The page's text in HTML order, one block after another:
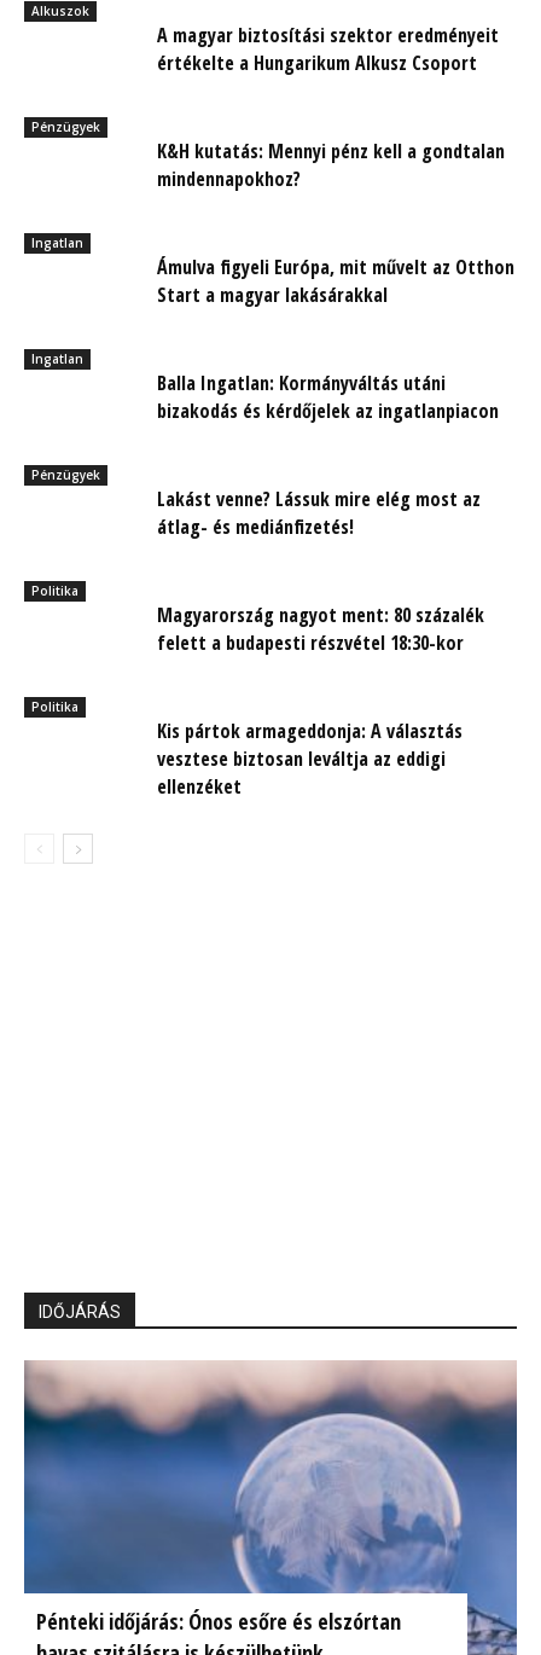
Alkuszok
A magyar biztosítási szektor eredményeit
értékelte a Hungarikum Alkusz Csoport
Pénzügyek
K&H kutatás: Mennyi pénz kell a gondtalan
mindennapokhoz?
Ingatlan
Ámulva figyeli Európa, mit művelt az Otthon
Start a magyar lakásárakkal
Ingatlan
Balla Ingatlan: Kormányváltás utáni
bizakodás és kérdőjelek az ingatlanpiacon
Pénzügyek
Lakást venne? Lássuk mire elég most az
átlag- és mediánfizetés!
Politika
Magyarország nagyot ment: 80 százalék
felett a budapesti részvétel 18:30-kor
Politika
Kis pártok armageddonja: A választás
vesztese biztosan leváltja az eddigi
ellenzéket
IDŐJÁRÁS
Pénteki időjárás: Ónos esőre és elszórtan